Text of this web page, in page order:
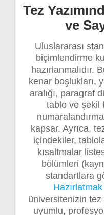
Tez
ve
Uluslararası
biçimlendirme
hazırlanmalıdır.
kenar boşlukları,
aralığı, paragraf
tablo ve şekil
kapsar. Ayrıca,
içindekiler,
kısaltmalar
bölümleri
standartlara
üniversitenizin tez
uyumlu,